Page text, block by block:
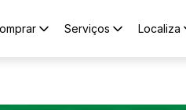
Serviços Localiza